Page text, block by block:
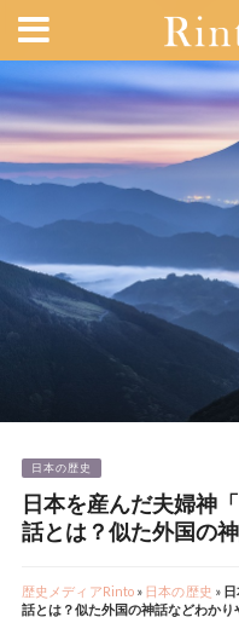
日本の歴史
日本を産んだ夫婦神
話とは？似た外国の
歴史メディアRinto» 日本の歴史 »
話とは？似た外国の神話などわかり